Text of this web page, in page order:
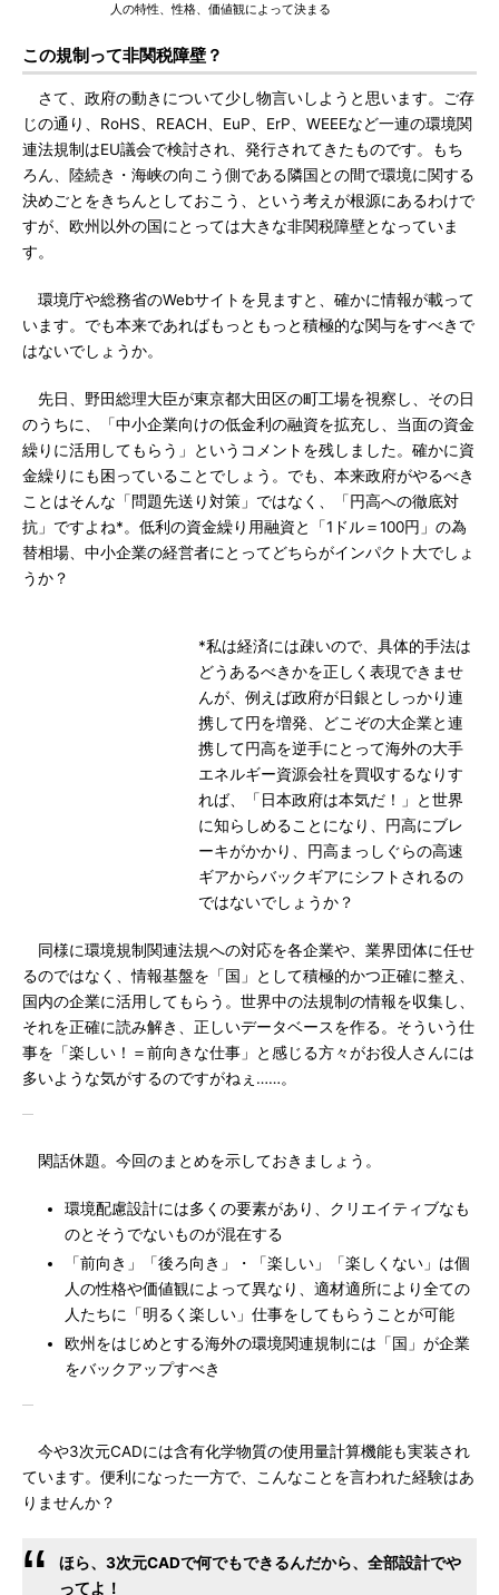
人の特性、性格、価値観によって決まる
この規制って非関税障壁？
さて、政府の動きについて少し物言いしようと思います。ご存
じの通り、RoHS、REACH、EuP、ErP、WEEEなど一連の環境関
連法規制はEU議会で検討され、発行されてきたものです。もち
ろん、陸続き・海峡の向こう側である隣国との間で環境に関する
決めごとをきちんとしておこう、という考えが根源にあるわけで
すが、欧州以外の国にとっては大きな非関税障壁となっていま
す。
環境庁や総務省のWebサイトを見ますと、確かに情報が載って
います。でも本来であればもっともっと積極的な関与をすべきで
はないでしょうか。
先日、野田総理大臣が東京都大田区の町工場を視察し、その日
のうちに、「中小企業向けの低金利の融資を拡充し、当面の資金
繰りに活用してもらう」というコメントを残しました。確かに資
金繰りにも困っていることでしょう。でも、本来政府がやるべき
ことはそんな「問題先送り対策」ではなく、「円高への徹底対
抗」ですよね*。低利の資金繰り用融資と「1ドル＝100円」の為
替相場、中小企業の経営者にとってどちらがインパクト大でしょ
うか？
*私は経済には疎いので、具体的手法は
どうあるべきかを正しく表現できませ
んが、例えば政府が日銀としっかり連
携して円を増発、どこぞの大企業と連
携して円高を逆手にとって海外の大手
エネルギー資源会社を買収するなりす
れば、「日本政府は本気だ！」と世界
に知らしめることになり、円高にブレ
ーキがかかり、円高まっしぐらの高速
ギアからバックギアにシフトされるの
ではないでしょうか？
同様に環境規制関連法規への対応を各企業や、業界団体に任せ
るのではなく、情報基盤を「国」として積極的かつ正確に整え、
国内の企業に活用してもらう。世界中の法規制の情報を収集し、
それを正確に読み解き、正しいデータベースを作る。そういう仕
事を「楽しい！＝前向きな仕事」と感じる方々がお役人さんには
多いような気がするのですがねぇ……。
閑話休題。今回のまとめを示しておきましょう。
環境配慮設計には多くの要素があり、クリエイティブなも
のとそうでないものが混在する
「前向き」「後ろ向き」・「楽しい」「楽しくない」は個
人の性格や価値観によって異なり、適材適所により全ての
人たちに「明るく楽しい」仕事をしてもらうことが可能
欧州をはじめとする海外の環境関連規制には「国」が企業
をバックアップすべき
今や3次元CADには含有化学物質の使用量計算機能も実装され
ています。便利になった一方で、こんなことを言われた経験はあ
りませんか？
ほら、3次元CADで何でもできるんだから、全部設計でや
ってよ！